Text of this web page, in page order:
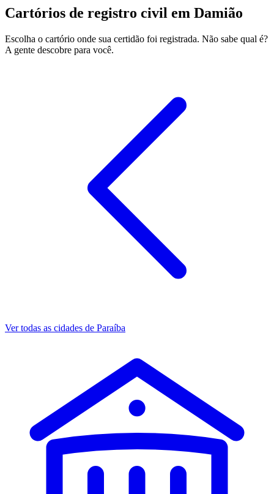
Cartórios de registro civil em Damião
Escolha o cartório onde sua certidão foi registrada. Não sabe qual é?
A gente descobre para você.
Ver todas as cidades de Paraíba